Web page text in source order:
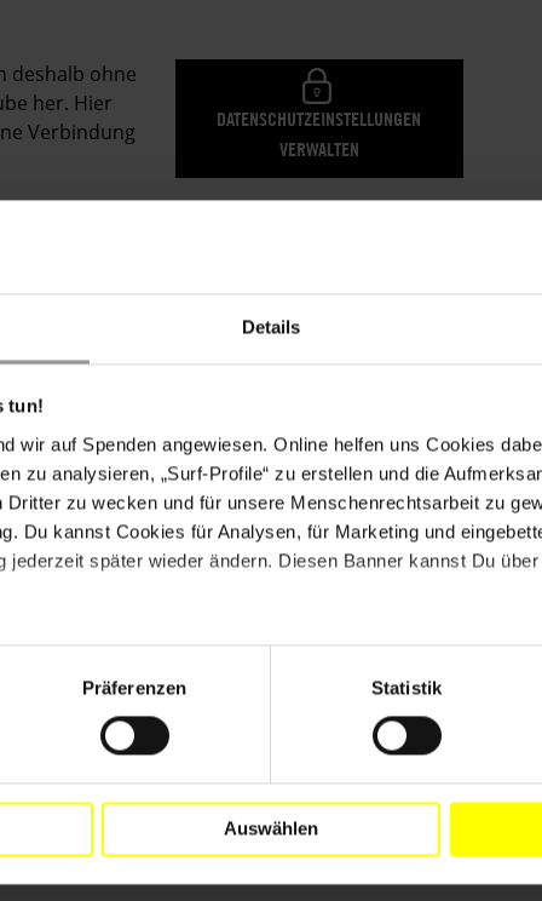
Details
tun!
wir auf Spenden angewiesen. Online helfen uns Cookies
zu analysieren, „Surf-Profile“ zu erstellen und die
zu wecken und für unsere Menschenrechtsarbeit zu
Du kannst Cookies für Analysen, für Marketing und
jederzeit später wieder ändern. Diesen Banner kannst Du
Präferenzen Statistik
Auswählen
deshalb ohne
her. Hier
Verbindung
DATENSCHUTZEINSTELLUNGEN
VERWALTEN
und Menschen abgesehen, die sich für die
notwendige Menschenrechtsarbeit, wie
von Menschenrechtsverletzungen, könnte
Klima für Menschenrechtsarbeit und
der Menschen. Das ist ein fundamentaler
Europäischen Union", sagt Marie Lucas.
gezwungen, sich alle ihre Aktivitäten von
bis zu 25 Jahre Haft und eine Geldstrafe von
Zivilgesellschaft in Ägypten", sagt Ilyas
Menschenrechtler erhielten Ausreiseverbote, die
zehn Einzelpersonen wurden gesperrt, zahlreiche
gerade jetzt, in einer der schwersten
und mutige Aktivisten, die sich für ihre Rechte